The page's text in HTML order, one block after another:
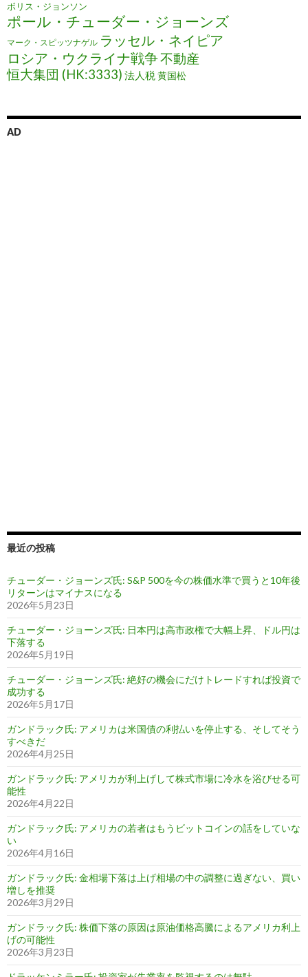
ボリス・ジョンソン
ポール・チューダー・ジョーンズ
マーク・スピッツナゲル ラッセル・ネイピア
ロシア・ウクライナ戦争不動産
恒大集団 (HK:3333) 法人税黄国松
AD
最近の投稿
チューダー・ジョーンズ氏: S&P 500を今の株価水準で買うと10年後
リターンはマイナスになる
2026年5月23日
チューダー・ジョーンズ氏: 日本円は高市政権で大幅上昇、ドル円は
下落する
2026年5月19日
チューダー・ジョーンズ氏: 絶好の機会にだけトレードすれば投資で
成功する
2026年5月17日
ガンドラック氏: アメリカは米国債の利払いを停止する、そしてそう
すべきだ
2026年4月25日
ガンドラック氏: アメリカが利上げして株式市場に冷水を浴びせる可
能性
2026年4月22日
ガンドラック氏: アメリカの若者はもうビットコインの話をしていな
い
2026年4月16日
ガンドラック氏: 金相場下落は上げ相場の中の調整に過ぎない、買い
増しを推奨
2026年3月29日
ガンドラック氏: 株価下落の原因は原油価格高騰によるアメリカ利上
げの可能性
2026年3月23日